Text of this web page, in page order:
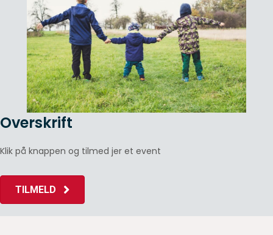
Overskrift
Klik på knappen og tilmed jer et event
TILMELD